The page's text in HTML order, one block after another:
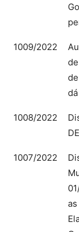
1009/2022
1008/2022
1007/2022